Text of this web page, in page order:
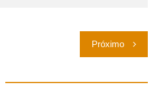
Próximo